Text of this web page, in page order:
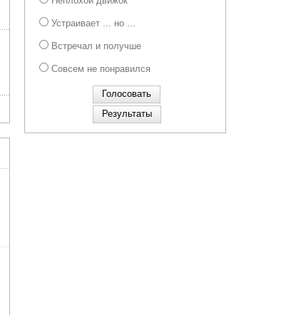
Устраивает ... но ...
Встречал и получше
Совсем не понравился